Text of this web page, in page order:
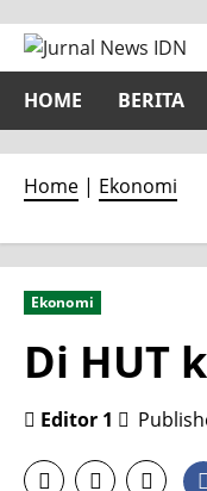
Skip
to
content
HOME BERITA
Home | Ekonomi
Ekonomi
Di HUT
Editor 1